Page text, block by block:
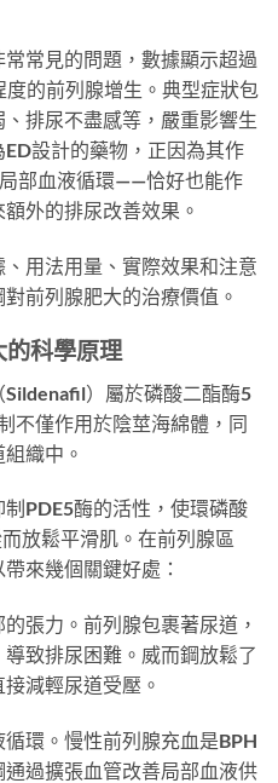
常見的問題，數據顯示超過
的前列腺增生。典型症狀包
排尿不盡感等，嚴重影響生
設計的藥物，正因為其作
部血液循環——恰好也能作
外的排尿改善效果。
用法用量、實際效果和注意
前列腺肥大的治療價值。
的科學原理
）屬於磷酸二酯酶5
不僅作用於陰莖海綿體，同
織中。
PDE5酶的活性，使環磷酸
放鬆平滑肌。在前列腺區
來幾個關鍵好處：
張力。前列腺包裹著尿道，
致排尿困難。威而鋼放鬆了
減輕尿道受壓。
環。慢性前列腺充血是BPH
過擴張血管改善局部血液供